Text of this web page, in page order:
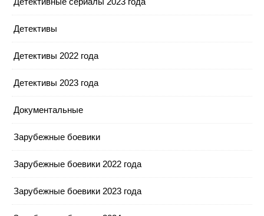
Детективы
Детективы 2022 года
Детективы 2023 года
Документальные
Зарубежные боевики
Зарубежные боевики 2022 года
Зарубежные боевики 2023 года